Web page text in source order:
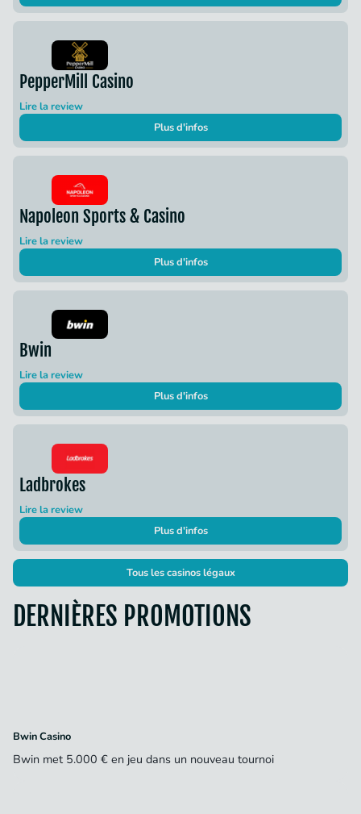
PepperMill Casino
Lire la review
Plus d'infos
Napoleon Sports & Casino
Lire la review
Plus d'infos
Bwin
Lire la review
Plus d'infos
Ladbrokes
Lire la review
Plus d'infos
Tous les casinos légaux
DERNIÈRES PROMOTIONS
Bwin Casino
Bwin met 5.000 € en jeu dans un nouveau tournoi